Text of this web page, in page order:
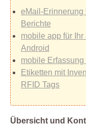
eMail-Erinnerung
Berichte
mobile app für
Android
mobile
Etiketten mit
RFID Tags
Übersicht und